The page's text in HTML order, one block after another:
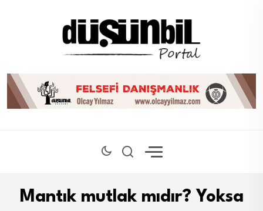
Mantık mutlak mıdır? Yoksa